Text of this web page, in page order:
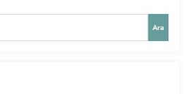
Ara